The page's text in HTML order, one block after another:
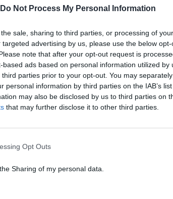
Do Not Process My Personal Information
sale, sharing to third parties, or processing of
advertising by us, please use the below
note that after your opt-out request is
ads based on personal information utilized by
parties prior to your opt-out. You may
personal information by third parties on the IAB’s
may also be disclosed by us to third parties on
that may further disclose it to other third parties.
Opt Outs
Sharing of my personal data.
vers Saint-